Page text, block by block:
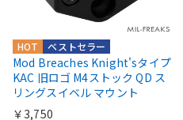
ベストセラー
HOT
Mod Breaches Knight'sタイプ
KAC 旧ロゴ M4ストック QD ス
リングスイベル マウント
￥3,750